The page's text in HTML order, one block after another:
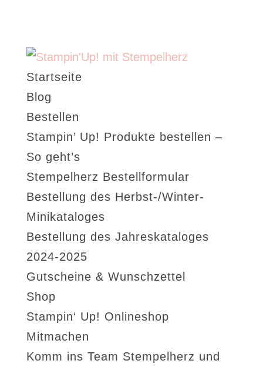
Startseite
Blog
Bestellen
Stampin’ Up! Produkte bestellen –
So geht’s
Stempelherz Bestellformular
Bestellung des Herbst-/Winter-
Minikataloges
Bestellung des Jahreskataloges
2024-2025
Gutscheine & Wunschzettel
Shop
Stampin‘ Up! Onlineshop
Mitmachen
Komm ins Team Stempelherz und